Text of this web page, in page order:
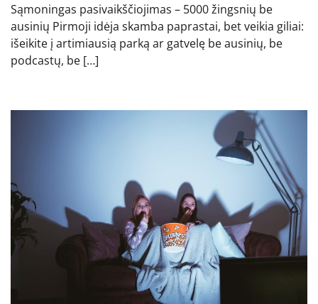
Sąmoningas pasivaikščiojimas – 5000 žingsnių be
ausinių Pirmoji idėja skamba paprastai, bet veikia giliai:
išeikite į artimiausią parką ar gatvelę be ausinių, be
podcastų, be […]